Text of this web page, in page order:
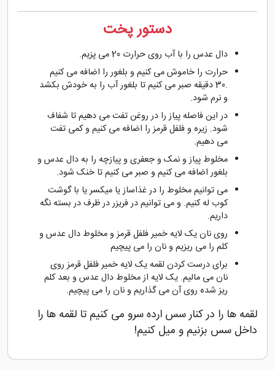
دستور پخت
دال عدس را با آب روی حرارت 20 می پزیم.
حرارت را خاموش می کنیم و بلغور را اضافه می کنیم
.30 دقیقه صبر می کنیم تا بلغور آب را به خودش بکشد
و نرم شود.
در این فاصله پیاز را در روغن تفت می دهیم تا شفاف
شود. زیره و فلفل قرمز را اضافه می کنیم و کمی تفت
می دهیم.
مخلوط پیاز و نمک و جعفری و پیازچه را به دال عدس و
بلغور اضافه می کنیم و صبر می کنیم تا خنک شود.
می توانیم مخلوط را در غذاساز یا میکسر یا با گوشت
کوب له کنیم. و می توانیم در فریزر در ظرف در بسته نگه
داریم.
روی نان یک لایه خمیر فلفل قرمز و مخلوط دال عدس و
کلم را می ریزیم و نان را می پیچیم
برای درست کردن لقمه یک لایه خمیر فلفل قرمز روی
نان می مالیم. یک لایه از مخلوط دال عدس و بعد کلم
ریز شده روی آن می گذاریم و نان را می پیچیم.
لقمه ها را در کنار سس ارده سرو می کنیم تا لقمه ها را
داخل سس بزنیم و میل کنیم!